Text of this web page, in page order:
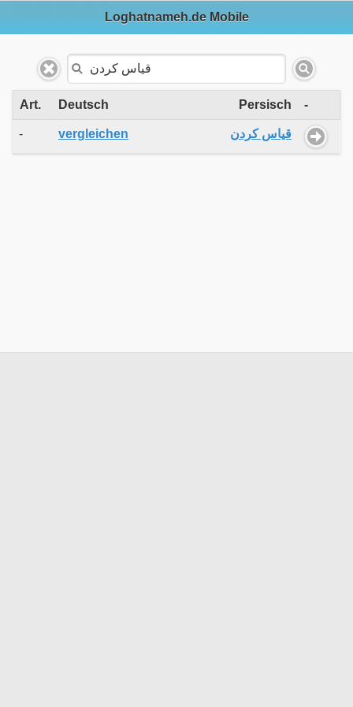
Loghatnameh.de Mobile
Art. Deutsch Persisch -
- vergleichen قیاس کردن